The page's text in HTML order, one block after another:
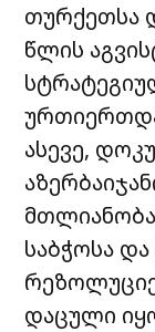
თურქეთსა
წლის
ასევე,
საბჭოსა
დაცული